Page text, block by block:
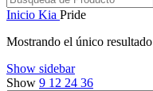
Inicio Kia Pride
Mostrando el único resultado
Show sidebar
Show 9 12 24 36